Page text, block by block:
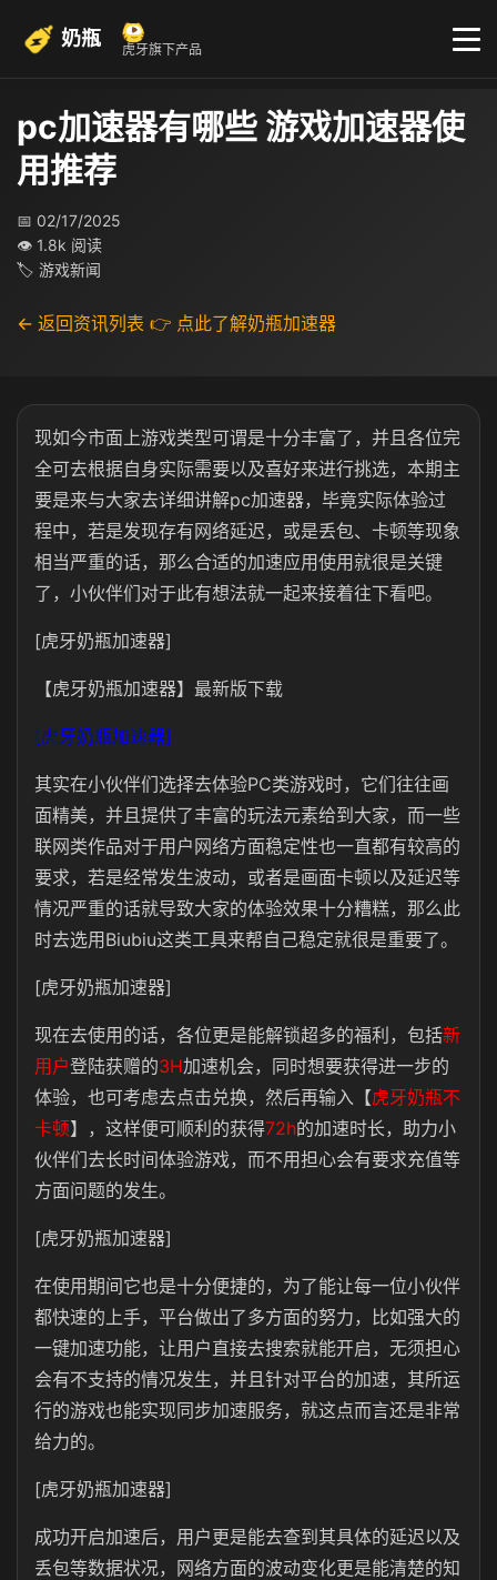
奶瓶 虎牙旗下产品
pc加速器有哪些 游戏加速器使
用推荐
📅 02/17/2025
👁 1.8k 阅读
🏷 游戏新闻
← 返回资讯列表 👉 点此了解奶瓶加速器
现如今市面上游戏类型可谓是十分丰富了，并且各位完
全可去根据自身实际需要以及喜好来进行挑选，本期主
要是来与大家去详细讲解pc加速器，毕竟实际体验过
程中，若是发现存有网络延迟，或是丢包、卡顿等现象
相当严重的话，那么合适的加速应用使用就很是关键
了，小伙伴们对于此有想法就一起来接着往下看吧。
[虎牙奶瓶加速器]
【虎牙奶瓶加速器】最新版下载
[虎牙奶瓶加速器]
其实在小伙伴们选择去体验PC类游戏时，它们往往画
面精美，并且提供了丰富的玩法元素给到大家，而一些
联网类作品对于用户网络方面稳定性也一直都有较高的
要求，若是经常发生波动，或者是画面卡顿以及延迟等
情况严重的话就导致大家的体验效果十分糟糕，那么此
时去选用Biubiu这类工具来帮自己稳定就很是重要了。
[虎牙奶瓶加速器]
现在去使用的话，各位更是能解锁超多的福利，包括新
用户登陆获赠的3H加速机会，同时想要获得进一步的
体验，也可考虑去点击兑换，然后再输入【虎牙奶瓶不
卡顿】，这样便可顺利的获得72h的加速时长，助力小
伙伴们去长时间体验游戏，而不用担心会有要求充值等
方面问题的发生。
[虎牙奶瓶加速器]
在使用期间它也是十分便捷的，为了能让每一位小伙伴
都快速的上手，平台做出了多方面的努力，比如强大的
一键加速功能，让用户直接去搜索就能开启，无须担心
会有不支持的情况发生，并且针对平台的加速，其所运
行的游戏也能实现同步加速服务，就这点而言还是非常
给力的。
[虎牙奶瓶加速器]
成功开启加速后，用户更是能去查到其具体的延迟以及
丢包等数据状况，网络方面的波动变化更是能清楚的知